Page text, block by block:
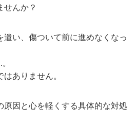
せんか？
遣い、傷ついて前に進めなくなっ
ありません。
原因と心を軽くする具体的な対処